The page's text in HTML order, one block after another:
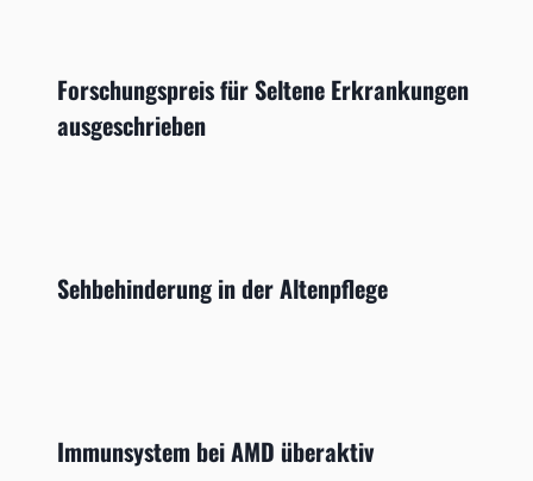
Forschungspreis für Seltene Erkrankungen
ausgeschrieben
Sehbehinderung in der Altenpflege
Immunsystem bei AMD überaktiv